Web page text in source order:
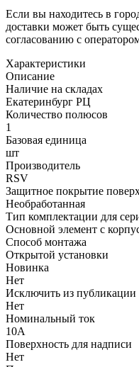
Если вы находитесь в
доставки может быть
согласованию с
Характеристики
Описание
Наличие на складах
Екатеринбург РЦ
Количество полюсов
1
Базовая единица
шт
Производитель
RSV
Защитное покрытие
Необработанная
Тип комплектации для
Основной элемент с
Способ монтажа
Открытой установки
Новинка
Нет
Исключить из публикации
Нет
Номинальный ток
10А
Поверхность для надписи
Нет